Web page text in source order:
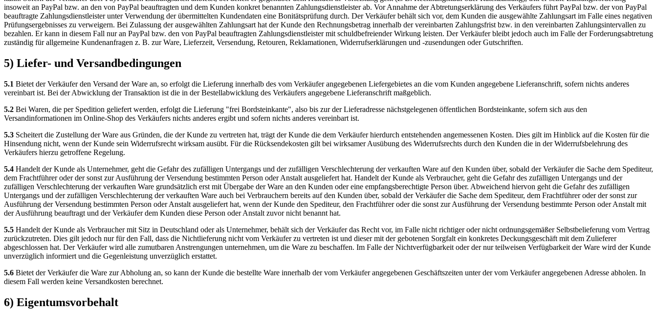
insoweit an PayPal bzw. an den von PayPal beauftragten und dem Kunden konkret benannten Zahlungsdienstleister ab. Vor Annahme der Abtretungserklärung des Verkäufers führt PayPal bzw. der von PayPal
beauftragte Zahlungsdienstleister unter Verwendung der übermittelten Kundendaten eine Bonitätsprüfung durch. Der Verkäufer behält sich vor, dem Kunden die ausgewählte Zahlungsart im Falle eines negativen
Prüfungsergebnisses zu verweigern. Bei Zulassung der ausgewählten Zahlungsart hat der Kunde den Rechnungsbetrag innerhalb der vereinbarten Zahlungsfrist bzw. in den vereinbarten Zahlungsintervallen zu
bezahlen. Er kann in diesem Fall nur an PayPal bzw. den von PayPal beauftragten Zahlungsdienstleister mit schuldbefreiender Wirkung leisten. Der Verkäufer bleibt jedoch auch im Falle der Forderungsabtretung
zuständig für allgemeine Kundenanfragen z. B. zur Ware, Lieferzeit, Versendung, Retouren, Reklamationen, Widerrufserklärungen und -zusendungen oder Gutschriften.
5) Liefer- und Versandbedingungen
5.1 Bietet der Verkäufer den Versand der Ware an, so erfolgt die Lieferung innerhalb des vom Verkäufer angegebenen Liefergebietes an die vom Kunden angegebene Lieferanschrift, sofern nichts anderes
vereinbart ist. Bei der Abwicklung der Transaktion ist die in der Bestellabwicklung des Verkäufers angegebene Lieferanschrift maßgeblich.
5.2 Bei Waren, die per Spedition geliefert werden, erfolgt die Lieferung "frei Bordsteinkante", also bis zur der Lieferadresse nächstgelegenen öffentlichen Bordsteinkante, sofern sich aus den
Versandinformationen im Online-Shop des Verkäufers nichts anderes ergibt und sofern nichts anderes vereinbart ist.
5.3 Scheitert die Zustellung der Ware aus Gründen, die der Kunde zu vertreten hat, trägt der Kunde die dem Verkäufer hierdurch entstehenden angemessenen Kosten. Dies gilt im Hinblick auf die Kosten für die
Hinsendung nicht, wenn der Kunde sein Widerrufsrecht wirksam ausübt. Für die Rücksendekosten gilt bei wirksamer Ausübung des Widerrufsrechts durch den Kunden die in der Widerrufsbelehrung des
Verkäufers hierzu getroffene Regelung.
5.4 Handelt der Kunde als Unternehmer, geht die Gefahr des zufälligen Untergangs und der zufälligen Verschlechterung der verkauften Ware auf den Kunden über, sobald der Verkäufer die Sache dem Spediteur,
dem Frachtführer oder der sonst zur Ausführung der Versendung bestimmten Person oder Anstalt ausgeliefert hat. Handelt der Kunde als Verbraucher, geht die Gefahr des zufälligen Untergangs und der
zufälligen Verschlechterung der verkauften Ware grundsätzlich erst mit Übergabe der Ware an den Kunden oder eine empfangsberechtigte Person über. Abweichend hiervon geht die Gefahr des zufälligen
Untergangs und der zufälligen Verschlechterung der verkauften Ware auch bei Verbrauchern bereits auf den Kunden über, sobald der Verkäufer die Sache dem Spediteur, dem Frachtführer oder der sonst zur
Ausführung der Versendung bestimmten Person oder Anstalt ausgeliefert hat, wenn der Kunde den Spediteur, den Frachtführer oder die sonst zur Ausführung der Versendung bestimmte Person oder Anstalt mit
der Ausführung beauftragt und der Verkäufer dem Kunden diese Person oder Anstalt zuvor nicht benannt hat.
5.5 Handelt der Kunde als Verbraucher mit Sitz in Deutschland oder als Unternehmer, behält sich der Verkäufer das Recht vor, im Falle nicht richtiger oder nicht ordnungsgemäßer Selbstbelieferung vom Vertrag
zurückzutreten. Dies gilt jedoch nur für den Fall, dass die Nichtlieferung nicht vom Verkäufer zu vertreten ist und dieser mit der gebotenen Sorgfalt ein konkretes Deckungsgeschäft mit dem Zulieferer
abgeschlossen hat. Der Verkäufer wird alle zumutbaren Anstrengungen unternehmen, um die Ware zu beschaffen. Im Falle der Nichtverfügbarkeit oder der nur teilweisen Verfügbarkeit der Ware wird der Kunde
unverzüglich informiert und die Gegenleistung unverzüglich erstattet.
5.6 Bietet der Verkäufer die Ware zur Abholung an, so kann der Kunde die bestellte Ware innerhalb der vom Verkäufer angegebenen Geschäftszeiten unter der vom Verkäufer angegebenen Adresse abholen. In
diesem Fall werden keine Versandkosten berechnet.
6) Eigentumsvorbehalt